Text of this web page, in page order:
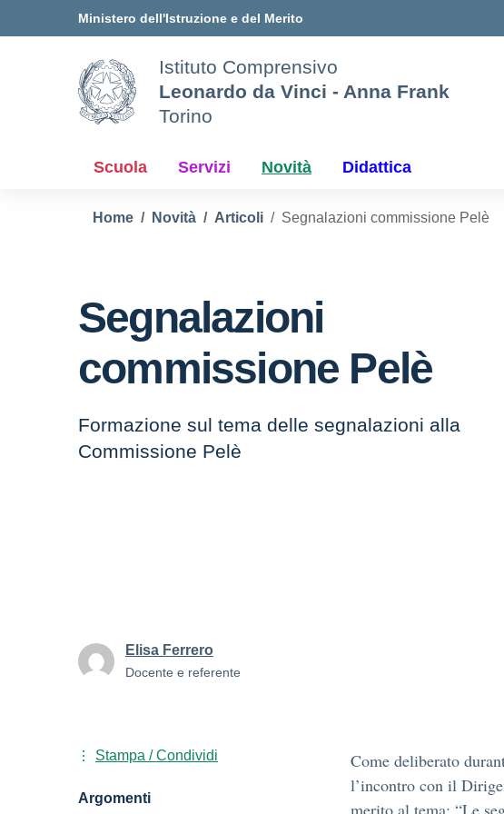
Ministero dell'Istruzione e del Merito
Istituto Comprensivo
Leonardo da Vinci - Anna Frank
Torino
Scuola Servizi Novità Didattica
Home Novità Articoli Segnalazioni commissione Pelè
Segnalazioni
commissione Pelè
Formazione sul tema delle segnalazioni alla
Commissione Pelè
Elisa Ferrero
Docente e referente
Come deliberato
l’incontro con il
merito al tema: “Le
Stampa / Condividi
Argomenti